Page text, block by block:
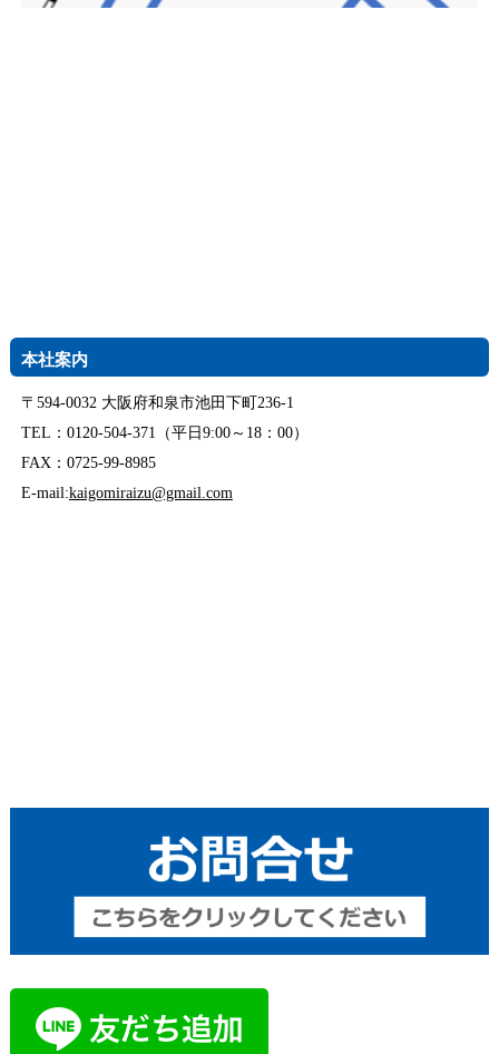
本社案内
〒594-0032 大阪府和泉市池田下町236-1
TEL：0120-504-371（平日9:00～18：00）
FAX：0725-99-8985
E-mail:kaigomiraizu@gmail.com